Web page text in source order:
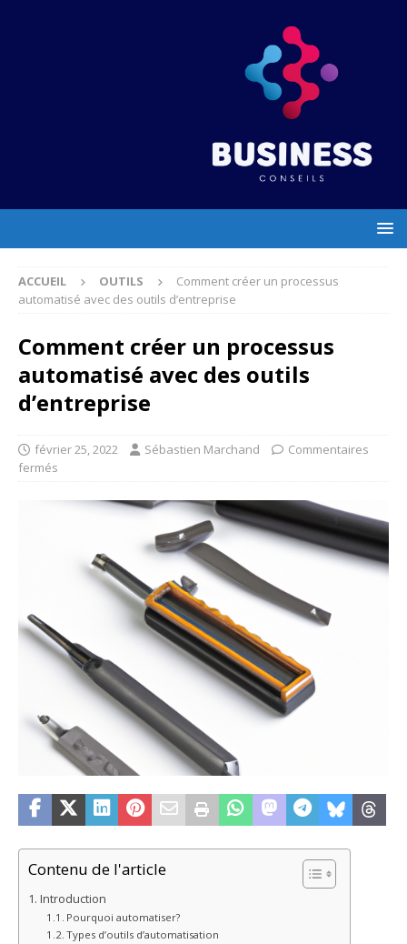
ACCUEIL OUTILS
Comment créer un processus
automatisé avec des outils d’entreprise
Comment créer un processus
automatisé avec des outils
d’entreprise
février 25, 2022 Sébastien Marchand
Commentaires
fermés
Contenu de l'article
Introduction
Pourquoi automatiser?
Types d’outils d’automatisation